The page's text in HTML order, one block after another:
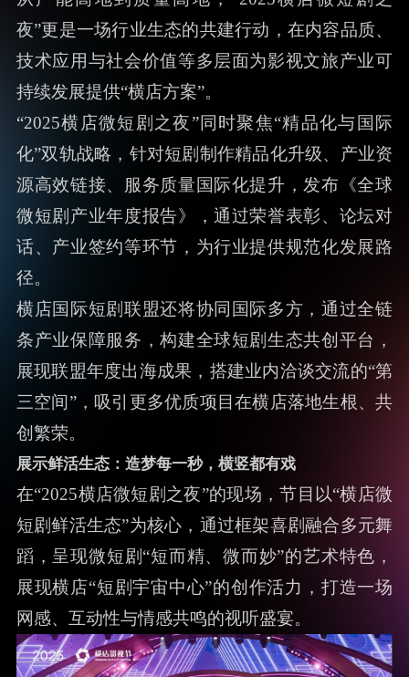
夜”更是一场行业生态的共建行动，在内容品质、
技术应用与社会价值等多层面为影视文旅产业可
持续发展提供“横店方案”。
“2025横店微短剧之夜”同时聚焦“精品化与国际
化”双轨战略，针对短剧制作精品化升级、产业资
源高效链接、服务质量国际化提升，发布《全球
微短剧产业年度报告》，通过荣誉表彰、论坛对
话、产业签约等环节，为行业提供规范化发展路
径。
横店国际短剧联盟还将协同国际多方，通过全链
条产业保障服务，构建全球短剧生态共创平台，
展现联盟年度出海成果，搭建业内洽谈交流的“第
三空间”，吸引更多优质项目在横店落地生根、共
创繁荣。
展示鲜活生态：造梦每一秒，横竖都有戏
在“2025横店微短剧之夜”的现场，节目以“横店微
短剧鲜活生态”为核心，通过框架喜剧融合多元舞
蹈，呈现微短剧“短而精、微而妙”的艺术特色，
展现横店“短剧宇宙中心”的创作活力，打造一场
网感、互动性与情感共鸣的视听盛宴。